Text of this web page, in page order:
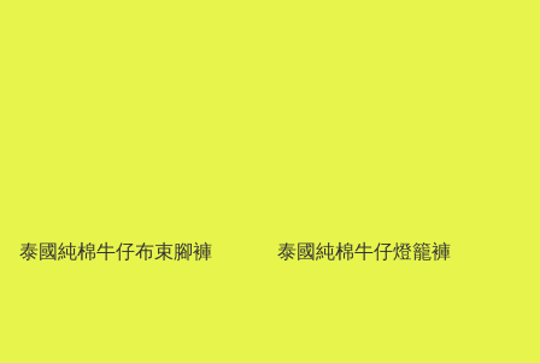
泰國純棉牛仔布束腳褲 泰國純棉牛仔燈籠褲